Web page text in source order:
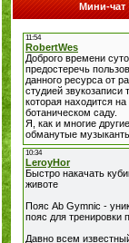
Мини-чат